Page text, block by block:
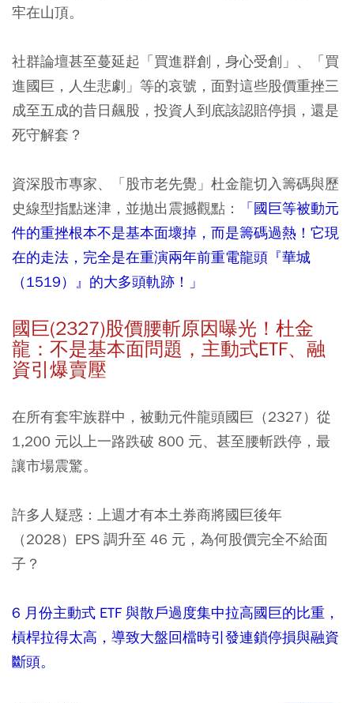
牢在山頂。
社群論壇甚至蔓延起「買進群創，身心受創」、「買
進國巨，人生悲劇」等的哀號，面對這些股價重挫三
成至五成的昔日飆股，投資人到底該認賠停損，還是
死守解套？
資深股市專家、「股市老先覺」杜金龍切入籌碼與歷
史線型指點迷津，並拋出震撼觀點：
「國巨等被動元
件的重挫根本不是基本面壞掉，而是籌碼過熱！它現
在的走法，完全是在重演兩年前重電龍頭『華城
（1519）』的大多頭軌跡！」
國巨(2327)股價腰斬原因曝光！杜金
龍：不是基本面問題，主動式ETF、融
資引爆賣壓
在所有套牢族群中，被動元件龍頭國巨（2327）從
1,200 元以上一路跌破 800 元、甚至腰斬跌停，最
讓市場震驚。
許多人疑惑：上週才有本土券商將國巨後年
（2028）EPS 調升至 46 元，為何股價完全不給面
子？
6 月份主動式 ETF 與散戶過度集中拉高國巨的比重，
槓桿拉得太高，導致大盤回檔時引發連鎖停損與融資
斷頭。